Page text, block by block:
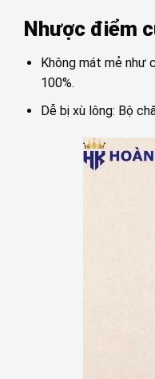
Nhược điểm
Không mát mẻ như
100%.
Dễ bị xù lông: Bộ